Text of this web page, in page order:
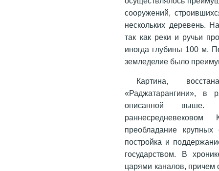
сооружений,
нескольких деревень.
так как реки и ручьи
иногда глубины 100 м.
земледелие было
Картина,
«Раджатарангини», в
описанной выше.
преобладание крупных
постройка и
государством. В
царями каналов, причем